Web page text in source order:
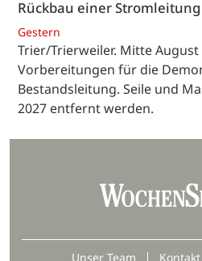
Rückbau einer Stromleitung
Gestern
Trier/Trierweiler. Mitte
Vorbereitungen für die
Bestandsleitung. Seile und
2027 entfernt werden.
Unser Team Kontakt